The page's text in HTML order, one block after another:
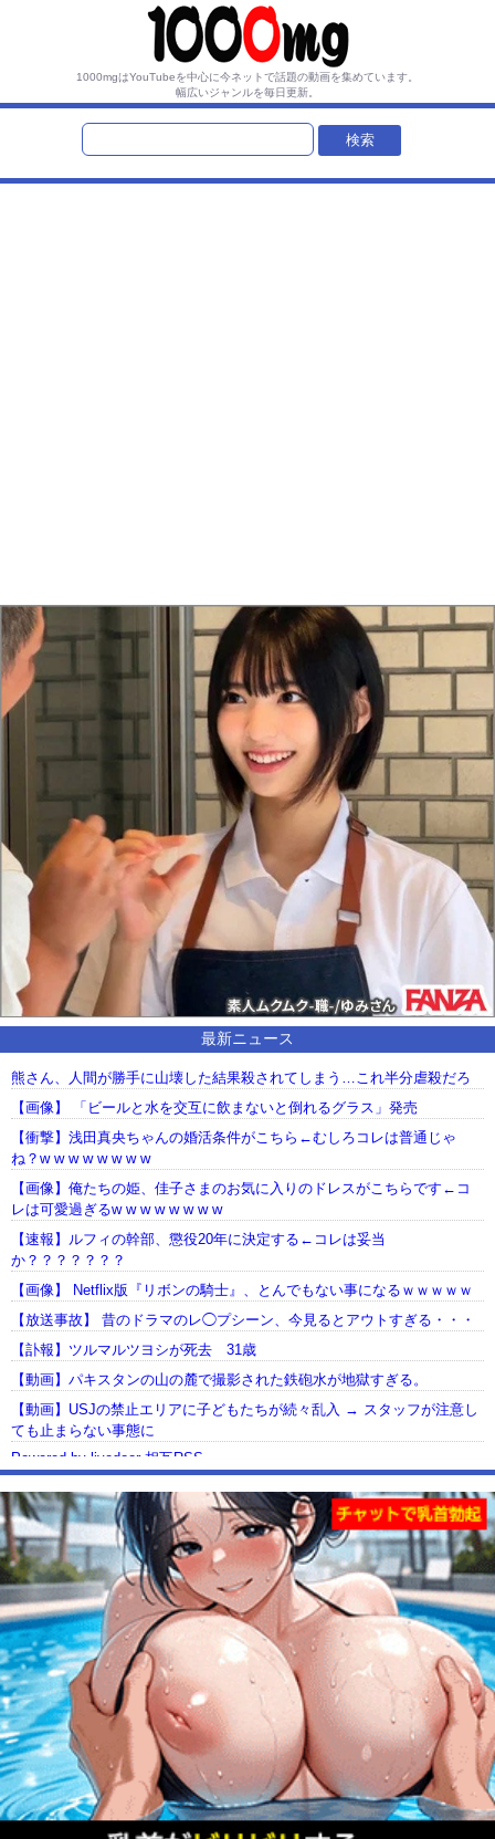
1000mgはYouTubeを中心に今ネットで話題の動画を集めています。
幅広いジャンルを毎日更新。
最新ニュース
熊さん、人間が勝手に山壊した結果殺されてしまう…これ半分虐殺だろ
【画像】 「ビールと水を交互に飲まないと倒れるグラス」発売
【衝撃】浅田真央ちゃんの婚活条件がこちら←むしろコレは普通じゃ
ね？w w w w w w w w
【画像】俺たちの姫、佳子さまのお気に入りのドレスがこちらです←コ
レは可愛過ぎるw w w w w w w w
【速報】ルフィの幹部、懲役20年に決定する←コレは妥当
か？？？？？？？
【画像】 Netflix版『リボンの騎士』、とんでもない事になるｗｗｗｗｗ
【放送事故】 昔のドラマのレ◯プシーン、今見るとアウトすぎる・・・
【訃報】ツルマルツヨシが死去 31歳
【動画】パキスタンの山の麓で撮影された鉄砲水が地獄すぎる。
【動画】USJの禁止エリアに子どもたちが続々乱入 → スタッフが注意し
ても止まらない事態に
Powered by livedoor 相互RSS